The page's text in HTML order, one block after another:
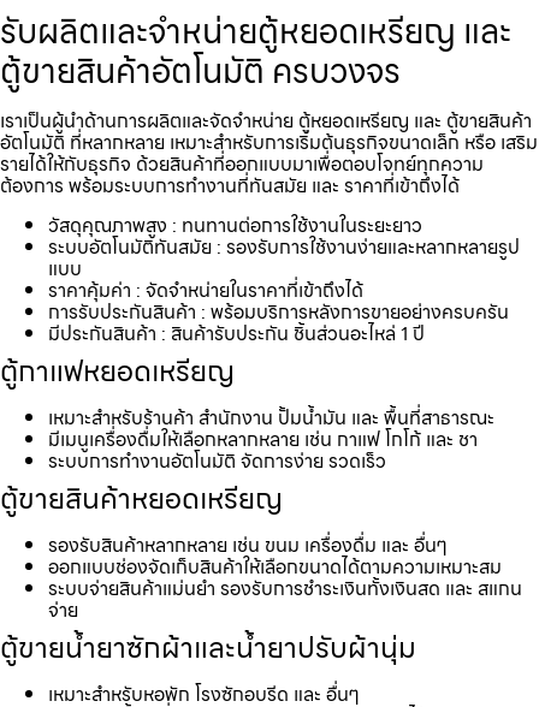
รับผลิตและจำหน่ายตู้หยอดเหรียญ และ
ตู้ขายสินค้าอัตโนมัติ ครบวงจร
เราเป็นผู้นำด้านการผลิตและจัดจำหน่าย ตู้หยอดเหรียญ และ ตู้ขายสินค้า
อัตโนมัติ ที่หลากหลาย เหมาะสำหรับการเริ่มต้นธุรกิจขนาดเล็ก หรือ เสริม
รายได้ให้กับธุรกิจ ด้วยสินค้าที่ออกแบบมาเพื่อตอบโจทย์ทุกความ
ต้องการ พร้อมระบบการทำงานที่ทันสมัย และ ราคาที่เข้าถึงได้
วัสดุคุณภาพสูง : ทนทานต่อการใช้งานในระยะยาว
ระบบอัตโนมัติทันสมัย : รองรับการใช้งานง่ายและหลากหลายรูป
แบบ
ราคาคุ้มค่า : จัดจำหน่ายในราคาที่เข้าถึงได้
การรับประกันสินค้า : พร้อมบริการหลังการขายอย่างครบครัน
มีประกันสินค้า : สินค้ารับประกัน ชิ้นส่วนอะไหล่ 1 ปี
ตู้กาแฟหยอดเหรียญ
เหมาะสำหรับร้านค้า สำนักงาน ปั้มน้ำมัน และ พื้นที่สาธารณะ
มีเมนูเครื่องดื่มให้เลือกหลากหลาย เช่น กาแฟ โกโก้ และ ชา
ระบบการทำงานอัตโนมัติ จัดการง่าย รวดเร็ว
ตู้ขายสินค้าหยอดเหรียญ
รองรับสินค้าหลากหลาย เช่น ขนม เครื่องดื่ม และ อื่นๆ
ออกแบบช่องจัดเก็บสินค้าให้เลือกขนาดได้ตามความเหมาะสม
ระบบจ่ายสินค้าแม่นยำ รองรับการชำระเงินทั้งเงินสด และ สแกน
จ่าย
ตู้ขายน้ำยาซักผ้าและน้ำยาปรับผ้านุ่ม
เหมาะสำหรับหอพัก โรงซักอบรีด และ อื่นๆ